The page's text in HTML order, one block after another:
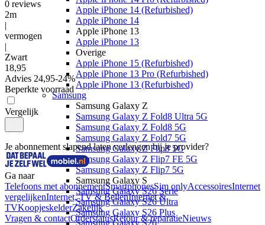
Apple iPhone 14 (Refurbished)
Apple iPhone 14
Apple iPhone 13
Apple iPhone 13
Overige
Apple iPhone 15 (Refurbished)
Apple iPhone 13 Pro (Refurbished)
Apple iPhone 13 (Refurbished)
Samsung
Samsung Galaxy Z
Samsung Galaxy Z Fold8 Ultra 5G
Samsung Galaxy Z Fold8 5G
Samsung Galaxy Z Fold7 5G
Samsung Galaxy Z Flip8 5G
Samsung Galaxy Z Flip7 FE 5G
Samsung Galaxy Z Flip7 5G
Samsung Galaxy S
Samsung Galaxy S26 Serie
Samsung Galaxy S26 Ultra
Samsung Galaxy S26 Plus
Samsung Galaxy S26
0 reviews
2m
|
vermogen
|
Zwart
18,95
Advies 24,95-24%
Beperkte voorraad
Vergelijk
Je abonnement slapend laten verlengen bij je provider?
Ga naar
Telefoons met abonnementSmartphonesSim onlyAccessoiresInternet
vergelijkenInternet, TV & BellenInternet &
TVKoopjeskelderZakelijk
Vragen & contactOrderstatusRetour & reparatieNieuws